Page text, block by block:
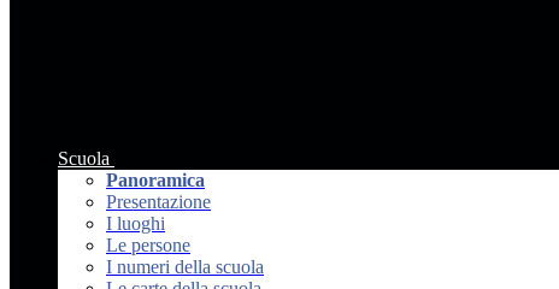
Scuola
Panoramica
Presentazione
I luoghi
Le persone
I numeri della scuola